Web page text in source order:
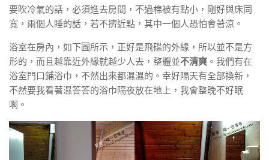
要吹冷氣的話，必須進去房間，不過棉被有點小，剛好與床同
寬，兩個人睡的話，若不擠近點，其中一個人恐怕會著涼。
浴室在房內，如下圖所示，正好是飛碟的外緣，所以並不是方
形的，而且越靠近外緣就越少人去，整體並不清爽 。我們有在
浴室門口鋪浴巾，不然出來都濕濕的。幸好隔天有全部換新，
不然要我看著濕答答的浴巾隔夜放在地上，我會整晚不好眠
啊。